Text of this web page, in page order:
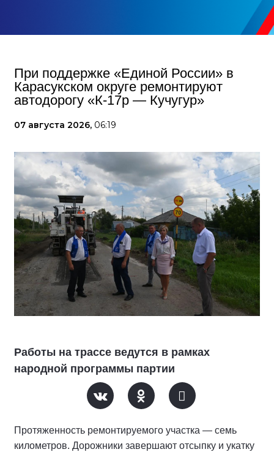
При поддержке «Единой России» в
Карасукском округе ремонтируют
автодорогу «К-17р — Кучугур»
07 августа 2026, 06:19
Работы на трассе ведутся в рамках
народной программы партии
Протяженность ремонтируемого участка — семь
километров. Дорожники завершают отсыпку и укатку